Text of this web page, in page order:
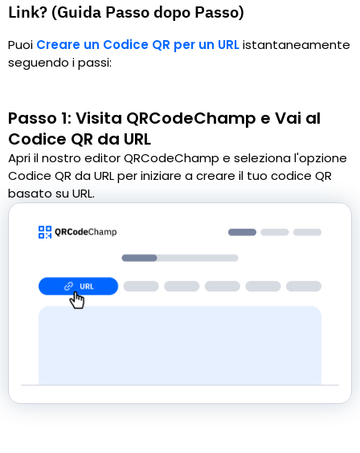
Link? (Guida Passo dopo Passo)
Puoi Creare un Codice QR per un URListantaneamente
seguendo i passi:
Passo 1: Visita QRCodeChamp e Vai al
Codice QR da URL
Apri il nostro editor QRCodeChamp e seleziona l'opzione
Codice QR da URL per iniziare a creare il tuo codice QR
basato su URL.